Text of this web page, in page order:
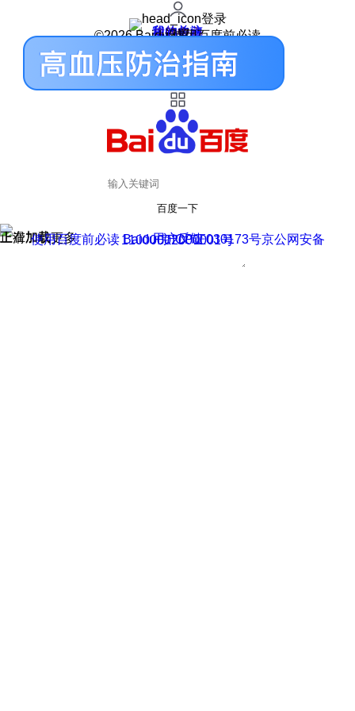
登录
我的关注
我的收藏
皮肤中心
用户反馈
设置
©2026 Baidu 使用百度前必读
百度一下
正在加载
上滑加载更多 用户反馈
使用百度前必读 Baidu 京ICP证030173号
京公网安备11000002000001号